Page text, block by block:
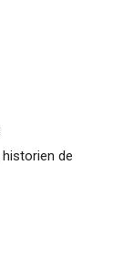
de